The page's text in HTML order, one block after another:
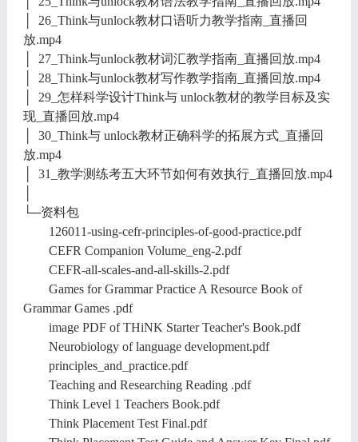
│ 26_Think与unlock教材口语听力教学指南_直播回
放.mp4
│ 27_Think与unlock教材词汇教学指南_直播回放.mp4
│ 28_Think与unlock教材写作教学指南_直播回放.mp4
│ 29_怎样科学设计Think与 unlock教材的教学目标及实
现_直播回放.mp4
│ 30_Think与 unlock教材正确科学的拓展方式_直播回
放.mp4
│ 31_教学测练考五大环节如何有效执行_直播回放.mp4
└─资料包
126011-using-cefr-principles-of-good-practice.pdf
CEFR Companion Volume_eng-2.pdf
CEFR-all-scales-and-all-skills-2.pdf
Games for Grammar Practice A Resource Book of
Grammar Games .pdf
image PDF of THiNK Starter Teacher's Book.pdf
Neurobiology of language development.pdf
principles_and_practice.pdf
Teaching and Researching Reading .pdf
Think Level 1 Teachers Book.pdf
Think Placement Test Final.pdf